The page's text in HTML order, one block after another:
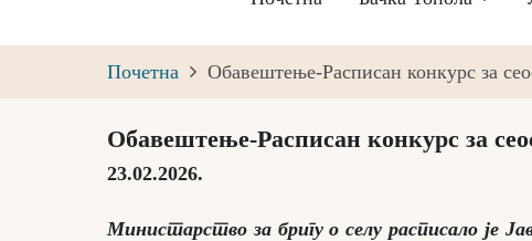
навигација
Почетна Обавештење-Расписан конкурс за
Обавештење-Расписан конкурс за
23.02.2026.
Министарство за бригу о селу расписало је